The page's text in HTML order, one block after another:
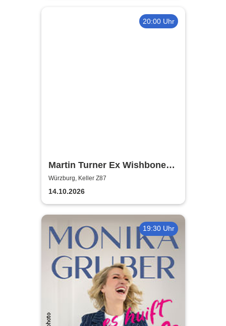
20:00 Uhr
Martin Turner Ex Wishbone
Ash - Two Eras Tour 2026
Würzburg, Keller Z87
14.10.2026
19:30 Uhr